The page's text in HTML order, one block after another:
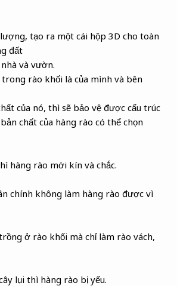
tạo ra một cái hộp 3D cho toàn
đất
và vườn.
rào khối là của mình và bên
của nó, thì sẽ bảo vệ được cấu trúc
chất của hàng rào có thể chọn
hàng rào mới kín và chắc.
chính không làm hàng rào được vì
ở rào khối mà chỉ làm rào vách,
lụi thì hàng rào bị yếu.